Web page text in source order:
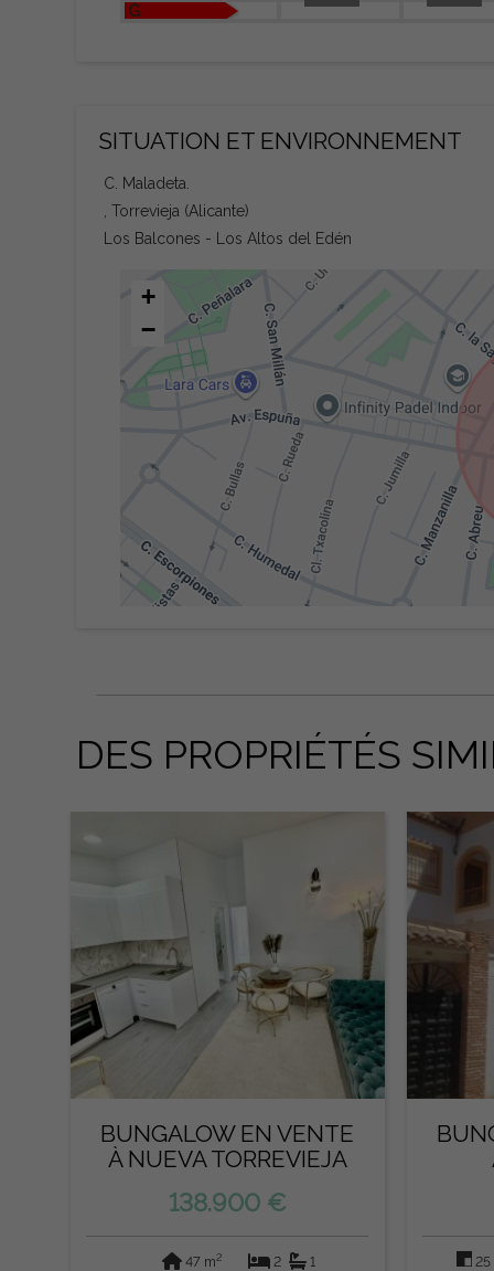
G
SITUATION ET ENVIRONNEMENT
C. Maladeta.
, Torrevieja (Alicante)
Los Balcones - Los Altos del Edén
+
−
DES PROPRIÉTÉS
BUNGALOW EN VENTE
À NUEVA TORREVIEJA
138.900 €
47 m2 2 1